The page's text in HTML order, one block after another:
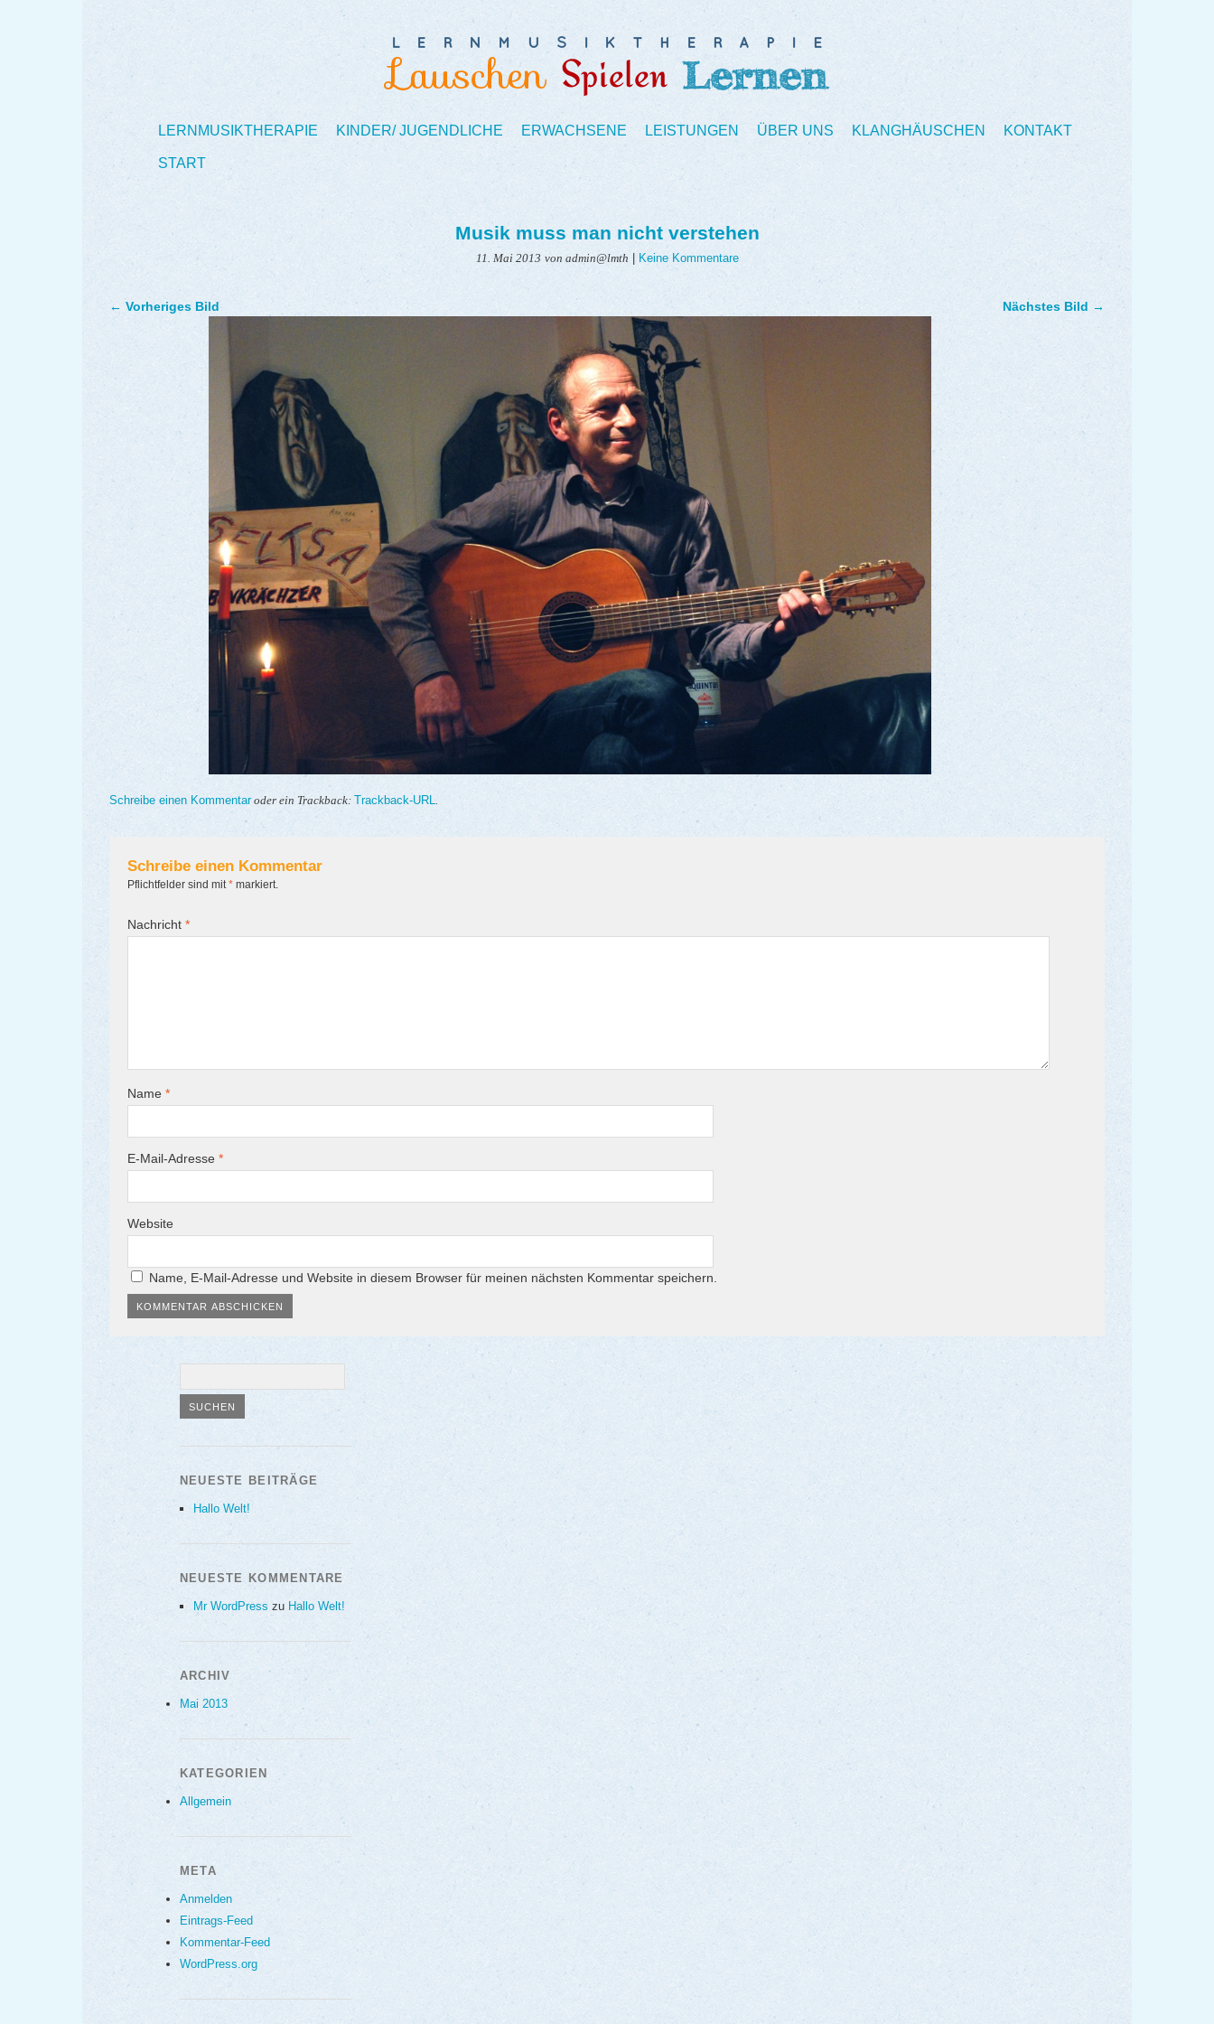
LERNMUSIKTHERAPIE KINDER/ JUGENDLICHE ERWACHSENE LEISTUNGEN ÜBER UNS KLANGHÄUSCHEN KONTAKT
START
Musik muss man nicht verstehen
11. Mai 2013 von admin@lmth Keine Kommentare
← Vorheriges Bild Nächstes Bild →
Schreibe einen Kommentaroder ein Trackback: Trackback-URL.
Schreibe einen Kommentar
Pflichtfelder sind mit * markiert.
Nachricht *
Name *
E-Mail-Adresse *
Website
Name, E-Mail-Adresse und Website in diesem Browser für meinen nächsten Kommentar speichern.
NEUESTE BEITRÄGE
Hallo Welt!
NEUESTE KOMMENTARE
Mr WordPress zu Hallo Welt!
ARCHIV
Mai 2013
KATEGORIEN
Allgemein
META
Anmelden
Eintrags-Feed
Kommentar-Feed
WordPress.org